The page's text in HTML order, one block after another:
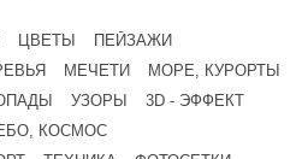
ЦВЕТЫ
ПЕЙЗАЖИ
МЕЧЕТИ
МОРЕ, КУРОРТЫ
УЗОРЫ
3D - ЭФФЕКТ
КОСМОС